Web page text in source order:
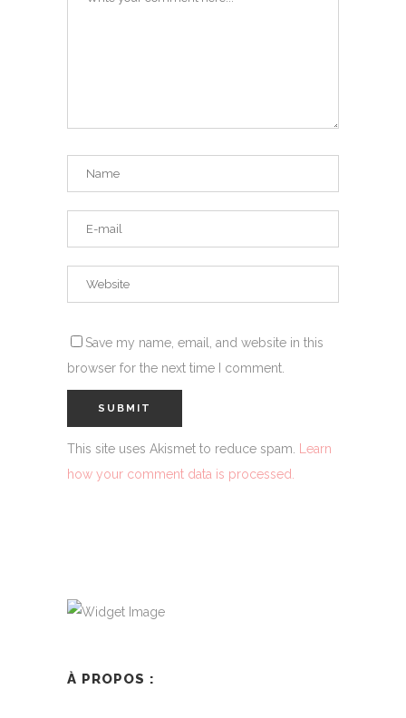
Save my name, email, and website in this
browser for the next time I comment.
This site uses Akismet to reduce spam. Learn
how your comment data is processed.
À PROPOS :